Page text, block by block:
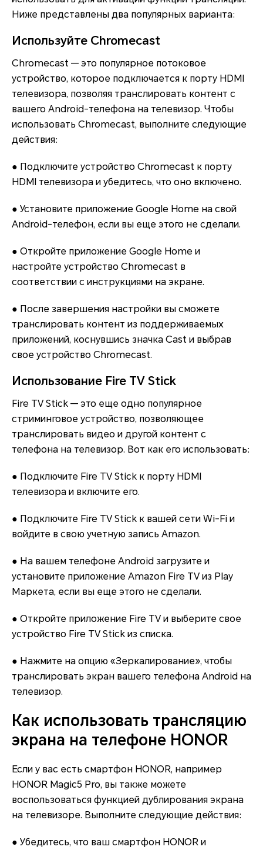
Ниже представлены два популярных варианта:
Используйте Chromecast
Chromecast — это популярное потоковое
устройство, которое подключается к порту HDMI
телевизора, позволяя транслировать контент с
вашего Android-телефона на телевизор. Чтобы
использовать Chromecast, выполните следующие
действия:
● Подключите устройство Chromecast к порту
HDMI телевизора и убедитесь, что оно включено.
● Установите приложение Google Home на свой
Android-телефон, если вы еще этого не сделали.
● Откройте приложение Google Home и
настройте устройство Chromecast в
соответствии с инструкциями на экране.
● После завершения настройки вы сможете
транслировать контент из поддерживаемых
приложений, коснувшись значка Cast и выбрав
свое устройство Chromecast.
Использование Fire TV Stick
Fire TV Stick — это еще одно популярное
стриминговое устройство, позволяющее
транслировать видео и другой контент с
телефона на телевизор. Вот как его использовать:
● Подключите Fire TV Stick к порту HDMI
телевизора и включите его.
● Подключите Fire TV Stick к вашей сети Wi-Fi и
войдите в свою учетную запись Amazon.
● На вашем телефоне Android загрузите и
установите приложение Amazon Fire TV из Play
Маркета, если вы еще этого не сделали.
● Откройте приложение Fire TV и выберите свое
устройство Fire TV Stick из списка.
● Нажмите на опцию «Зеркалирование», чтобы
транслировать экран вашего телефона Android на
телевизор.
Как использовать трансляцию
экрана на телефоне HONOR
Если у вас есть смартфон HONOR, например
HONOR Magic5 Pro, вы также можете
воспользоваться функцией дублирования экрана
на телевизоре. Выполните следующие действия:
● Убедитесь, что ваш смартфон HONOR и